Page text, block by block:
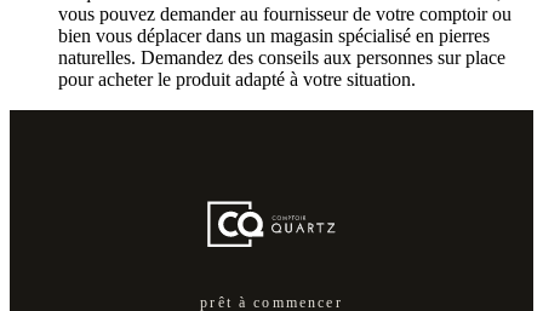
vous pouvez demander au fournisseur de votre comptoir ou
bien vous déplacer dans un magasin spécialisé en pierres
naturelles. Demandez des conseils aux personnes sur place
pour acheter le produit adapté à votre situation.
prêt à commencer